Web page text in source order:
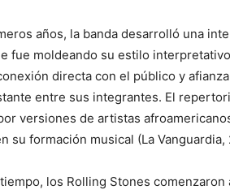
años, la banda desarrolló una
fue moldeando su estilo
directa con el público y
entre sus integrantes. El
versiones de artistas
su formación musical (La Vanguardia,
los Rolling Stones